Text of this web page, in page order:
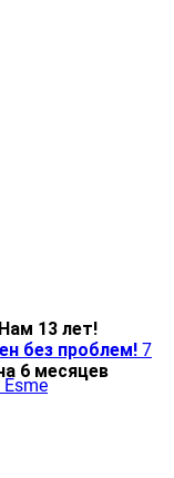
Нам 13 лет!
без проблем! 7
6 месяцев